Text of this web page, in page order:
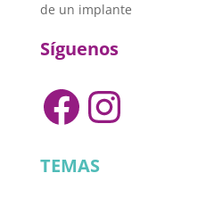
de un implante
Síguenos
Facebook
TEMAS